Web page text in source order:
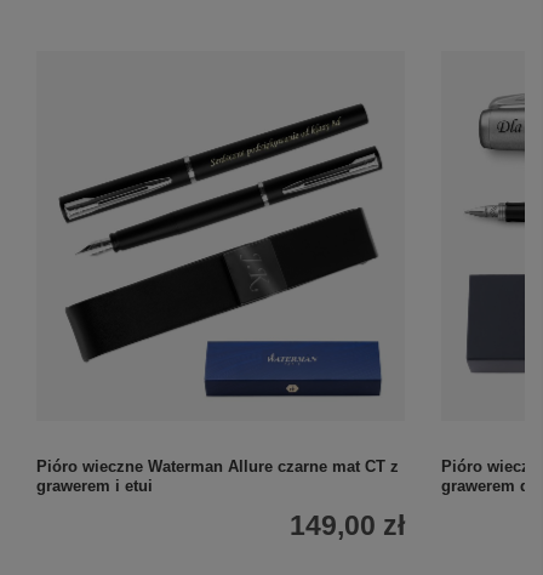
Pióro wieczne Waterman Allure czarne mat CT z
grawerem i etui
149,00 zł
Pióro
grawerem